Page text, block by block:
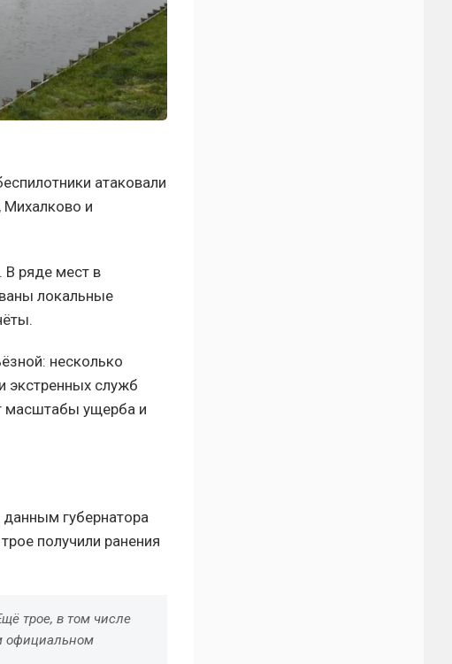
атаковали
Михалково и
ряде мест в
локальные
несколько
экстренных служб
масштабы ущерба и
губернатора
получили ранения
трое, в том числе
официальном